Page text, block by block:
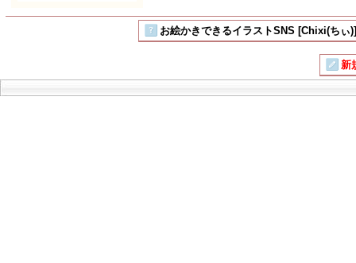
お絵かきできるイラストSNS [Chixi(ちぃ
新